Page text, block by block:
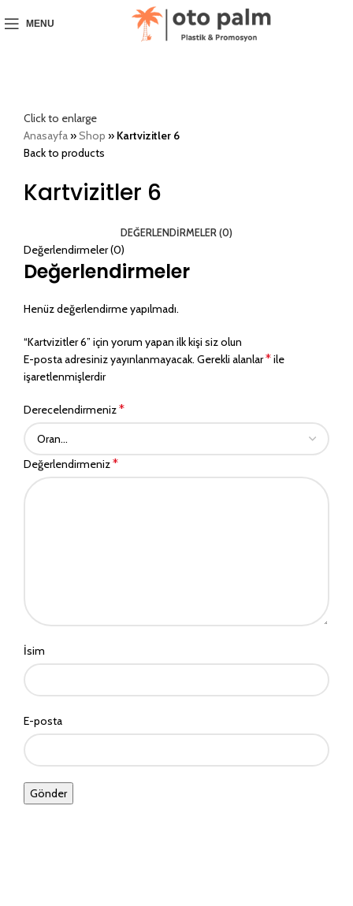
MENU
Click to enlarge
Anasayfa»Shop » Kartvizitler 6
Back to products
Kartvizitler 6
DEĞERLENDIRMELER (0)
Değerlendirmeler (0)
Değerlendirmeler
Henüz değerlendirme yapılmadı.
“Kartvizitler 6” için yorum yapan ilk kişi siz olun
E-posta adresiniz yayınlanmayacak. Gerekli alanlar*ile
işaretlenmişlerdir
Derecelendirmeniz*
Değerlendirmeniz*
İsim
E-posta